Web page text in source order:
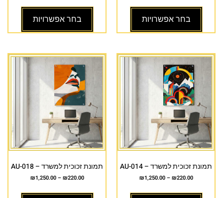
בחר אפשרויות בחר אפשרויות
תמונת זכוכית למשרד – AU-014
₪220.00
–
₪1,250.00
תמונת זכוכית למשרד – AU-018
₪220.00
–
₪1,250.00